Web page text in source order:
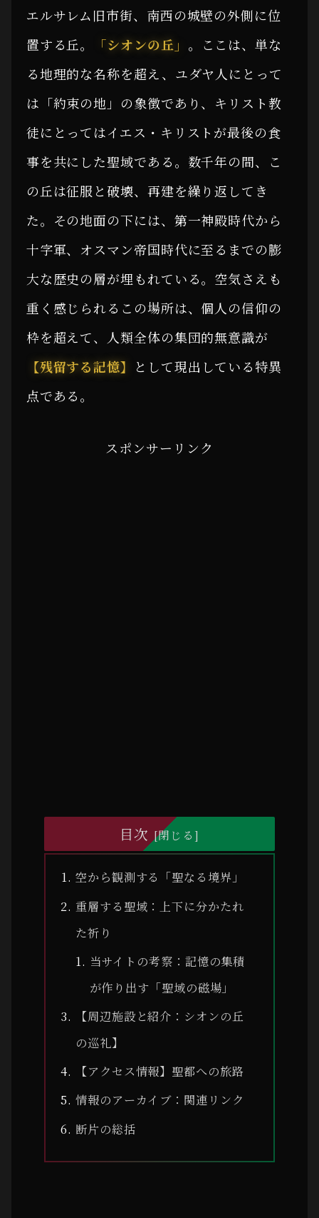
エルサレム旧市街、南西の城壁の外側に位
置する丘。
「シオンの丘」 。ここは、単な
る地理的な名称を超え、ユダヤ人にとって
は「約束の地」の象徴であり、キリスト教
徒にとってはイエス・キリストが最後の食
事を共にした聖域である。数千年の間、こ
の丘は征服と破壊、再建を繰り返してき
た。その地面の下には、第一神殿時代から
十字軍、オスマン帝国時代に至るまでの膨
大な歴史の層が埋もれている。空気さえも
重く感じられるこの場所は、個人の信仰の
枠を超えて、人類全体の集団的無意識が
【残留する記憶】
として現出している特異
点である。
スポンサーリンク
目次
空から観測する「聖なる境界」
重層する聖域：上下に分かたれ
た祈り
当サイトの考察：記憶の集積
が作り出す「聖域の磁場」
【周辺施設と紹介：シオンの丘
の巡礼】
【アクセス情報】聖都への旅路
情報のアーカイブ：関連リンク
断片の総括